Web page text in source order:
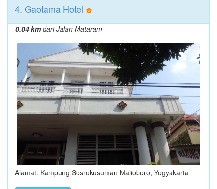
4. Gaotama Hotel
0.04 kmdari Jalan Mataram
Alamat: Kampung Sosrokusuman Malioboro, Yogyakarta